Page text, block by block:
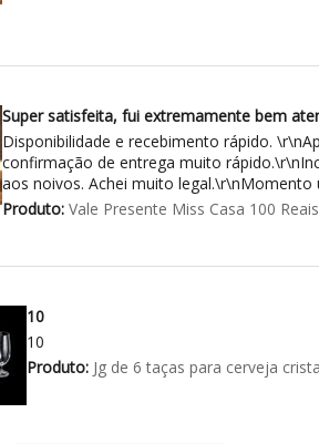
Super satisfeita, fui extremamente bem
Disponibilidade e recebimento rápido.
confirmação de entrega muito
aos noivos. Achei muito legal.\r\nMomento
Produto:Vale Presente Miss Casa 100 Reais
10
10
Produto:Jg de 6 taças para cerveja